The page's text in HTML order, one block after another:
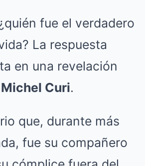
fue el verdadero
La respuesta
en una revelación
Michel Curi.
que, durante más
fue su compañero